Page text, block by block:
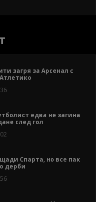
загря за Арсенал с
едва не загина
след гол
Спарта, но все пак
дерби